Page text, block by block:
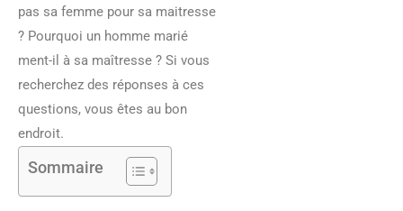
pas sa femme pour sa maitresse
? Pourquoi un homme marié
ment-il à sa maîtresse ? Si vous
recherchez des réponses à ces
questions, vous êtes au bon
endroit.
Sommaire